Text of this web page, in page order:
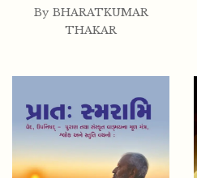
By BHARATKUMAR
THAKAR